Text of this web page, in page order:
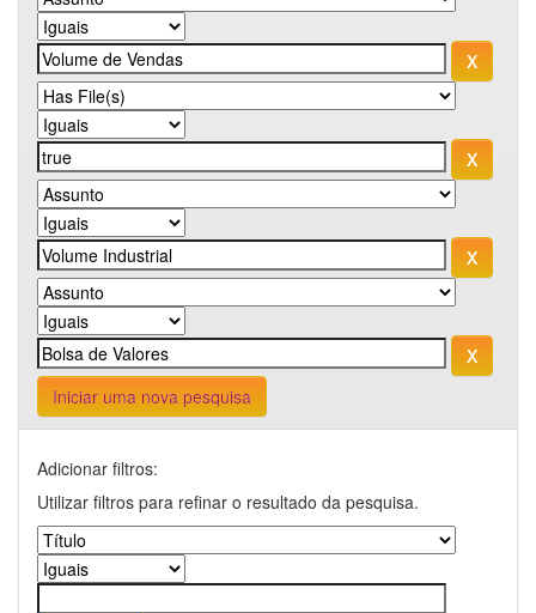
Iniciar uma nova pesquisa
Adicionar filtros:
Utilizar filtros para refinar o resultado da pesquisa.